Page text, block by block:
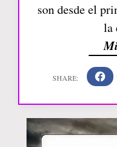
son desde el
la